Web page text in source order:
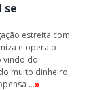
se
estreita com
e opera o
vindo do
muito dinheiro,
…»